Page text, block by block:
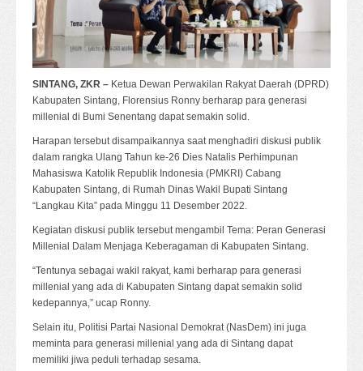
SINTANG, ZKR – Ketua Dewan Perwakilan Rakyat Daerah (DPRD)
Kabupaten Sintang, Florensius Ronny berharap para generasi
millenial di Bumi Senentang dapat semakin solid.
Harapan tersebut disampaikannya saat menghadiri diskusi publik
dalam rangka Ulang Tahun ke-26 Dies Natalis Perhimpunan
Mahasiswa Katolik Republik Indonesia (PMKRI) Cabang
Kabupaten Sintang, di Rumah Dinas Wakil Bupati Sintang
“Langkau Kita” pada Minggu 11 Desember 2022.
Kegiatan diskusi publik tersebut mengambil Tema: Peran Generasi
Millenial Dalam Menjaga Keberagaman di Kabupaten Sintang.
“Tentunya sebagai wakil rakyat, kami berharap para generasi
millenial yang ada di Kabupaten Sintang dapat semakin solid
kedepannya,” ucap Ronny.
Selain itu, Politisi Partai Nasional Demokrat (NasDem) ini juga
meminta para generasi millenial yang ada di Sintang dapat
memiliki jiwa peduli terhadap sesama.